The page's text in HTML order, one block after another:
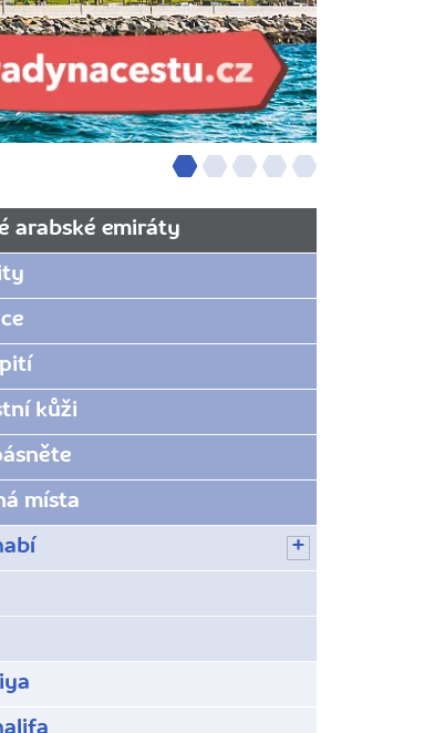
arabské emiráty
kůži
místa